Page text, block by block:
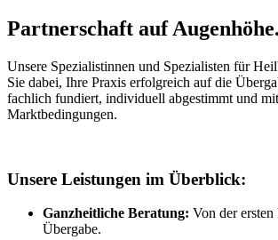
Partnerschaft auf Augenhöhe.
Unsere Spezialistinnen und Spezialisten für
Sie dabei, Ihre Praxis erfolgreich auf die
fachlich fundiert, individuell abgestimmt und
Marktbedingungen.
Unsere Leistungen im Überblick:
Ganzheitliche Beratung: Von der
Übergabe.